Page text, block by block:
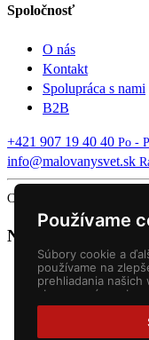
Používame
Súbory cookie a
používame na
prehliadania našich
aby sme vám
cielené reklamy, na
webových stránok
naši návštevníci
Spoločnosť
O nás
Kontakt
Spolupráca s nami
B2B
+421 907 19 40 40 Po -
info@malovanysvet.sk
Copyright © 2026
Nákupný košík